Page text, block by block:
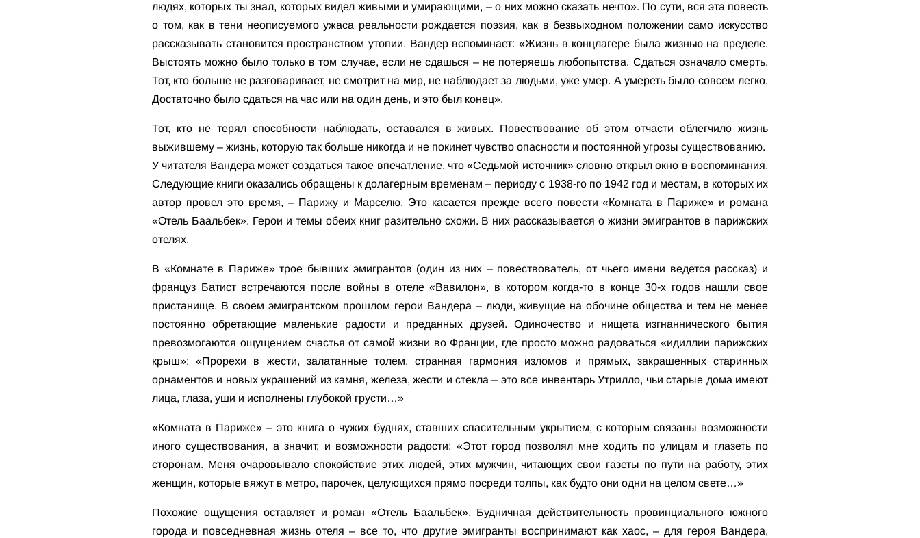
людях, которых ты знал, которых видел живыми и умирающими, – о них можно сказать нечто». По сути, вся эта повесть
о том, как в тени неописуемого ужаса реальности рождается поэзия, как в безвыходном положении само искусство
рассказывать становится пространством утопии. Вандер вспоминает: «Жизнь в концлагере была жизнью на пределе.
Выстоять можно было только в том случае, если не сдашься – не потеряешь любопытства. Сдаться означало смерть.
Тот, кто больше не разговаривает, не смотрит на мир, не наблюдает за людьми, уже умер. А умереть было совсем легко.
Достаточно было сдаться на час или на один день, и это был конец».
Тот, кто не терял способности наблюдать, оставался в живых. Повествование об этом отчасти облегчило жизнь
выжившему – жизнь, которую так больше никогда и не покинет чувство опасности и постоянной угрозы существованию.
У читателя Вандера может создаться такое впечатление, что «Седьмой источник» словно открыл окно в воспоминания.
Следующие книги оказались обращены к долагерным временам – периоду с 1938-го по 1942 год и местам, в которых их
автор провел это время, – Парижу и Марселю. Это касается прежде всего повести «Комната в Париже» и романа
«Отель Баальбек». Герои и темы обеих книг разительно схожи. В них рассказывается о жизни эмигрантов в парижских
отелях.
В «Комнате в Париже» трое бывших эмигрантов (один из них – повествователь, от чьего имени ведется рассказ) и
француз Батист встречаются после войны в отеле «Вавилон», в котором когда-то в конце 30-х годов нашли свое
пристанище. В своем эмигрантском прошлом герои Вандера – люди, живущие на обочине общества и тем не менее
постоянно обретающие маленькие радости и преданных друзей. Одиночество и нищета изгнаннического бытия
превозмогаются ощущением счастья от самой жизни во Франции, где просто можно радоваться «идиллии парижских
крыш»: «Прорехи в жести, залатанные толем, странная гармония изломов и прямых, закрашенных старинных
орнаментов и новых украшений из камня, железа, жести и стекла – это все инвентарь Утрилло, чьи старые дома имеют
лица, глаза, уши и исполнены глубокой грусти…»
«Комната в Париже» – это книга о чужих буднях, ставших спасительным укрытием, с которым связаны возможности
иного существования, а значит, и возможности радости: «Этот город позволял мне ходить по улицам и глазеть по
сторонам. Меня очаровывало спокойствие этих людей, этих мужчин, читающих свои газеты по пути на работу, этих
женщин, которые вяжут в метро, парочек, целующихся прямо посреди толпы, как будто они одни на целом свете…»
Похожие ощущения оставляет и роман «Отель Баальбек». Будничная действительность провинциального южного
города и повседневная жизнь отеля – все то, что другие эмигранты воспринимают как хаос, – для героя Вандера,